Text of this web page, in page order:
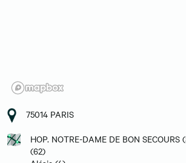
75014 PARIS
HOP. NOTRE-DAME DE BON SECOURS
(62)